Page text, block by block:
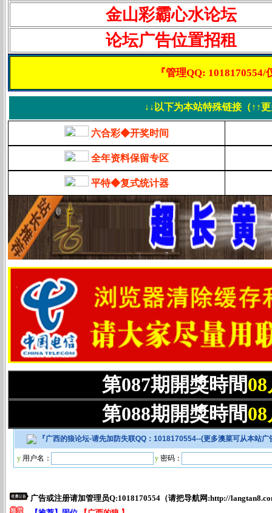
金山彩霸心水论坛
论坛广告位置招租
『管理QQ:
↓↓以下为本站特殊链接（↑↑
六合彩◆开奖时间
全年资料保留专区
平特◆复式统计器
第087期開獎時間
第088期開獎時間
『广西的狼论坛-请先加防失联QQ：1018170554--(更多澳菜可从本站广
y用户名： y密码：